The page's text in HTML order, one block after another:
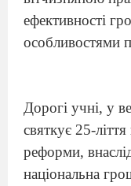
ефективності
особливостями
Дорогі учні, у
святкує 25-
реформи,
національна